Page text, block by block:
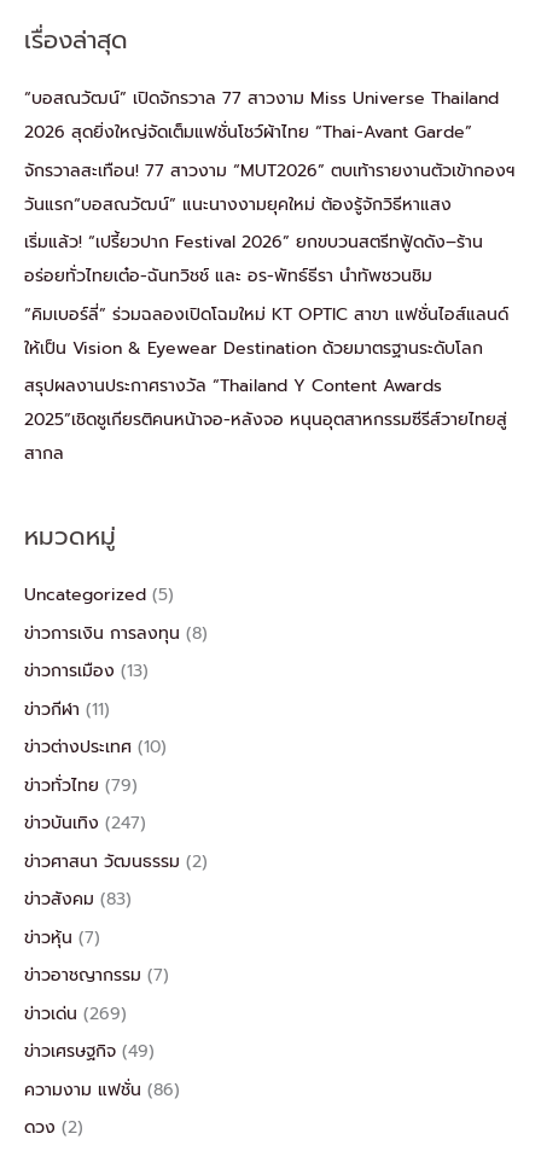
เรื่องล่าสุด
“บอสณวัฒน์” เปิดจักรวาล 77 สาวงาม Miss Universe Thailand
2026 สุดยิ่งใหญ่จัดเต็มแฟชั่นโชว์ผ้าไทย “Thai-Avant Garde”
จักรวาลสะเทือน! 77 สาวงาม “MUT2026” ตบเท้ารายงานตัวเข้ากองฯ
วันแรก“บอสณวัฒน์” แนะนางงามยุคใหม่ ต้องรู้จักวิธีหาแสง
เริ่มแล้ว! “เปรี้ยวปาก Festival 2026” ยกขบวนสตรีทฟู้ดดัง–ร้าน
อร่อยทั่วไทยเต๋อ-ฉันทวิชช์ และ อร-พัทธ์ธีรา นำทัพชวนชิม
“คิมเบอร์ลี่” ร่วมฉลองเปิดโฉมใหม่ KT OPTIC สาขา แฟชั่นไอส์แลนด์
ให้เป็น Vision & Eyewear Destination ด้วยมาตรฐานระดับโลก
สรุปผลงานประกาศรางวัล “Thailand Y Content Awards
2025”เชิดชูเกียรติคนหน้าจอ-หลังจอ หนุนอุตสาหกรรมซีรีส์วายไทยสู่
สากล
หมวดหมู่
Uncategorized (5)
ข่าวการเงิน การลงทุน (8)
ข่าวการเมือง (13)
ข่าวกีฬา (11)
ข่าวต่างประเทศ (10)
ข่าวทั่วไทย (79)
ข่าวบันเทิง (247)
ข่าวศาสนา วัฒนธรรม (2)
ข่าวสังคม (83)
ข่าวหุ้น (7)
ข่าวอาชญากรรม (7)
ข่าวเด่น (269)
ข่าวเศรษฐกิจ (49)
ความงาม แฟชั่น (86)
ดวง (2)